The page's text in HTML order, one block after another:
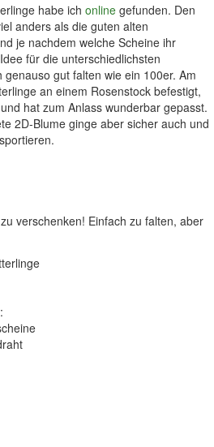
habe ich online gefunden. Den
anders als die guten alten
je nachdem welche Scheine ihr
für die unterschiedlichsten
gut falten wie ein 100er. Am
an einem Rosenstock befestigt,
hat zum Anlass wunderbar gepasst.
2D-Blume ginge aber sicher auch und
verschenken! Einfach zu falten, aber